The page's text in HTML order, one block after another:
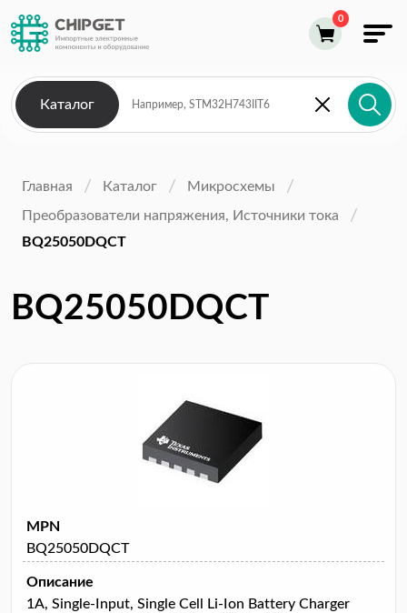
Каталог
Главная Каталог
Микросхемы
Преобразователи напряжения, Источники тока
BQ25050DQCT
BQ25050DQCT
MPN
BQ25050DQCT
Описание
1A, Single-Input, Single Cell Li-Ion Battery Charger